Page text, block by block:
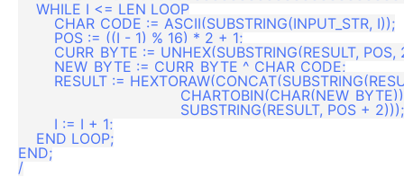
    WHILE I <= LEN LOOP
        CHAR_CODE := ASCII(SUBSTRING(INPUT_STR, I));
        POS := ((I - 1) % 16) * 2 + 1;
CURR_BYTE := UNHEX(SUBSTRING(RESULT, POS,
        NEW_BYTE := CURR_BYTE ^ CHAR_CODE;
RESULT :=
                                    SUBSTRING(RESULT, POS + 2)));
        I := I + 1;
    END LOOP;
END;
/